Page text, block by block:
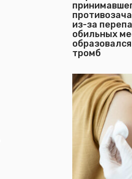
из-за
обильных
тромб